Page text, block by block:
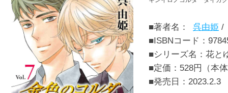
■著者名： 呉由姫 /
■ISBNコード：
■シリーズ名：花と
■定価：528円（本
■発売日： 2023.2.3